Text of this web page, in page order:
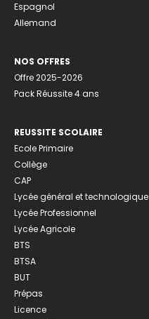
Espagnol
Allemand
NOS OFFRES
Offre 2025-2026
Pack Réussite 4 ans
REUSSITE SCOLAIRE
Ecole Primaire
Collège
CAP
Lycée général et technologique
Lycée Professionnel
Lycée Agricole
BTS
BTSA
BUT
Prépas
Licence